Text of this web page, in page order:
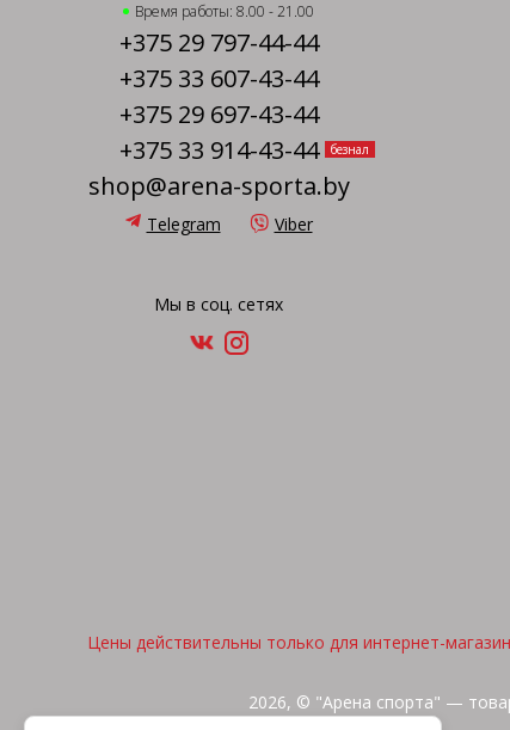
Время работы: 8.00 - 21.00
+375 29 797-44-44
+375 33 607-43-44
+375 29 697-43-44
+375 33 914-43-44
безнал
shop@arena-sporta.by
Telegram Viber
Мы в соц. сетях
Цены действительны только для интернет-
2026, © "Арена спорта" —